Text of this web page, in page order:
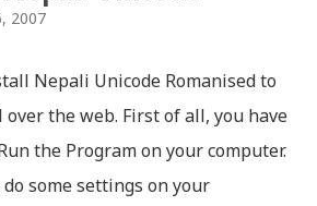
2007
Nepali Unicode Romanised to
the web. First of all, you have
the Program on your computer.
some settings on your